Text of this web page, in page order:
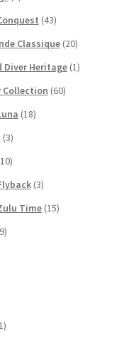
(43)
Classique (20)
Diver Heritage (1)
Collection (60)
(18)
(3)
(3)
Time (15)